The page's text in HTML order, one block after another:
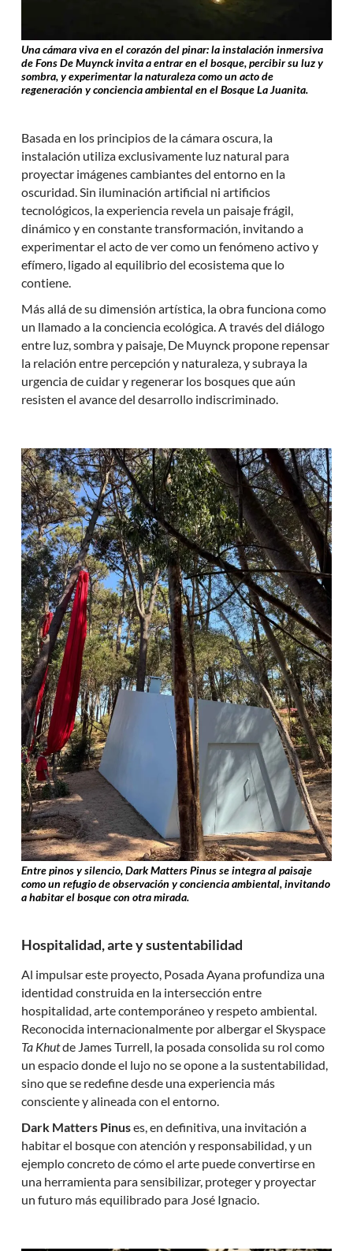
Una cámara viva en el corazón del pinar: la instalación inmersiva
de Fons De Muynck invita a entrar en el bosque, percibir su luz y
sombra, y experimentar la naturaleza como un acto de
regeneración y conciencia ambiental en el Bosque La Juanita.
Basada en los principios de la cámara oscura, la
instalación utiliza exclusivamente luz natural para
proyectar imágenes cambiantes del entorno en la
oscuridad. Sin iluminación artificial ni artificios
tecnológicos, la experiencia revela un paisaje frágil,
dinámico y en constante transformación, invitando a
experimentar el acto de ver como un fenómeno activo y
efímero, ligado al equilibrio del ecosistema que lo
contiene.
Más allá de su dimensión artística, la obra funciona como
un llamado a la conciencia ecológica. A través del diálogo
entre luz, sombra y paisaje, De Muynck propone repensar
la relación entre percepción y naturaleza, y subraya la
urgencia de cuidar y regenerar los bosques que aún
resisten el avance del desarrollo indiscriminado.
Entre pinos y silencio, Dark Matters Pinus se integra al paisaje
como un refugio de observación y conciencia ambiental, invitando
a habitar el bosque con otra mirada.
Hospitalidad, arte y sustentabilidad
Al impulsar este proyecto, Posada Ayana profundiza una
identidad construida en la intersección entre
hospitalidad, arte contemporáneo y respeto ambiental.
Reconocida internacionalmente por albergar el Skyspace
Ta Khutde James Turrell, la posada consolida su rol como
un espacio donde el lujo no se opone a la sustentabilidad,
sino que se redefine desde una experiencia más
consciente y alineada con el entorno.
Dark Matters Pinuses, en definitiva, una invitación a
habitar el bosque con atención y responsabilidad, y un
ejemplo concreto de cómo el arte puede convertirse en
una herramienta para sensibilizar, proteger y proyectar
un futuro más equilibrado para José Ignacio.